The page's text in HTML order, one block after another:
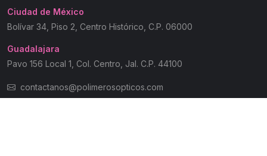
Ciudad de México
Bolívar 34, Piso 2, Centro Histórico, C.P. 06000
Guadalajara
Pavo 156 Local 1, Col. Centro, Jal. C.P. 44100
contactanos@polimerosopticos.com